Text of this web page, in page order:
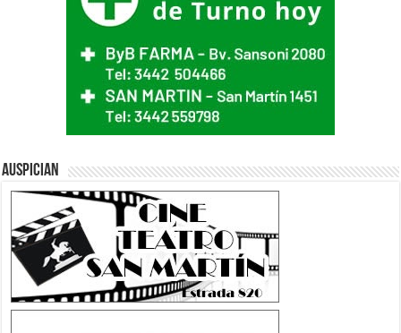
Auspician